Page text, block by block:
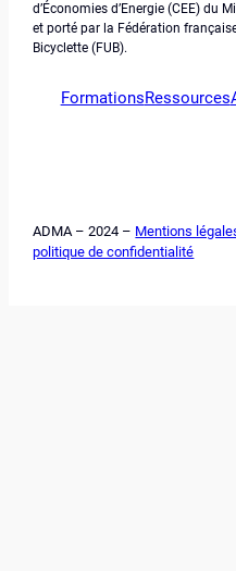
d’Économies d’Energie (CEE) du
et porté par la Fédération
Bicyclette (FUB).
FormationsRessources
ADMA – 2024 – Mentions
politique de confidentialité